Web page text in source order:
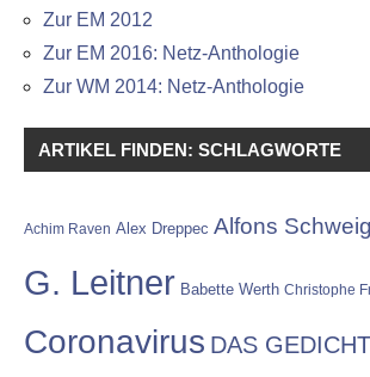
Zur EM 2012
Zur EM 2016: Netz-Anthologie
Zur WM 2014: Netz-Anthologie
ARTIKEL FINDEN: SCHLAGWORTE
Achim Raven Alex Dreppec Alfons
G. Leitner Babette Werth Christophe
Coronavirus DAS GEDICHT